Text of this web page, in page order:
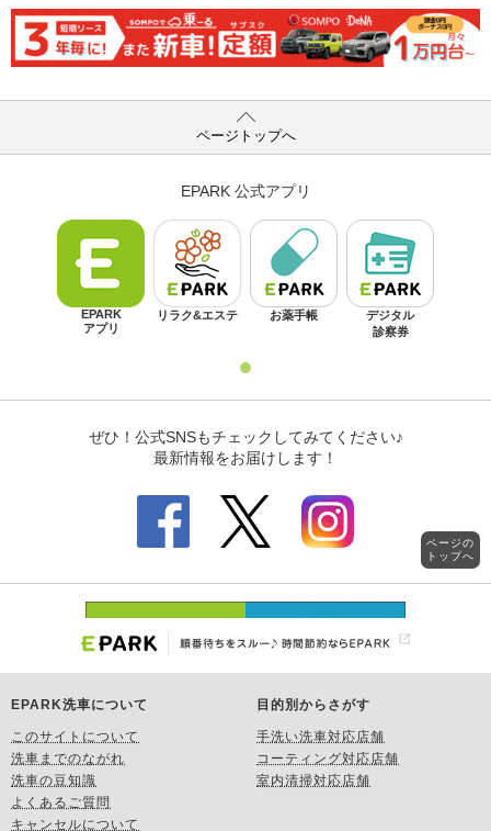
ページトップへ
EPARK洗車について
このサイトについて
洗車までのながれ
洗車の豆知識
よくあるご質問
キャンセルについて
目的別からさがす
手洗い洗車対応店舗
コーティング対応店舗
室内清掃対応店舗
ページの
トップへ